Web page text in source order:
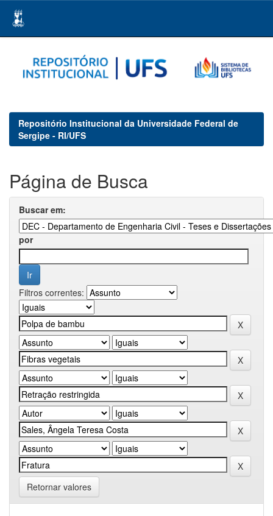
navigation
Repositório Institucional da Universidade Federal de
Sergipe - RI/UFS
Página de Busca
Buscar em:
por
Filtros correntes:
Retornar valores